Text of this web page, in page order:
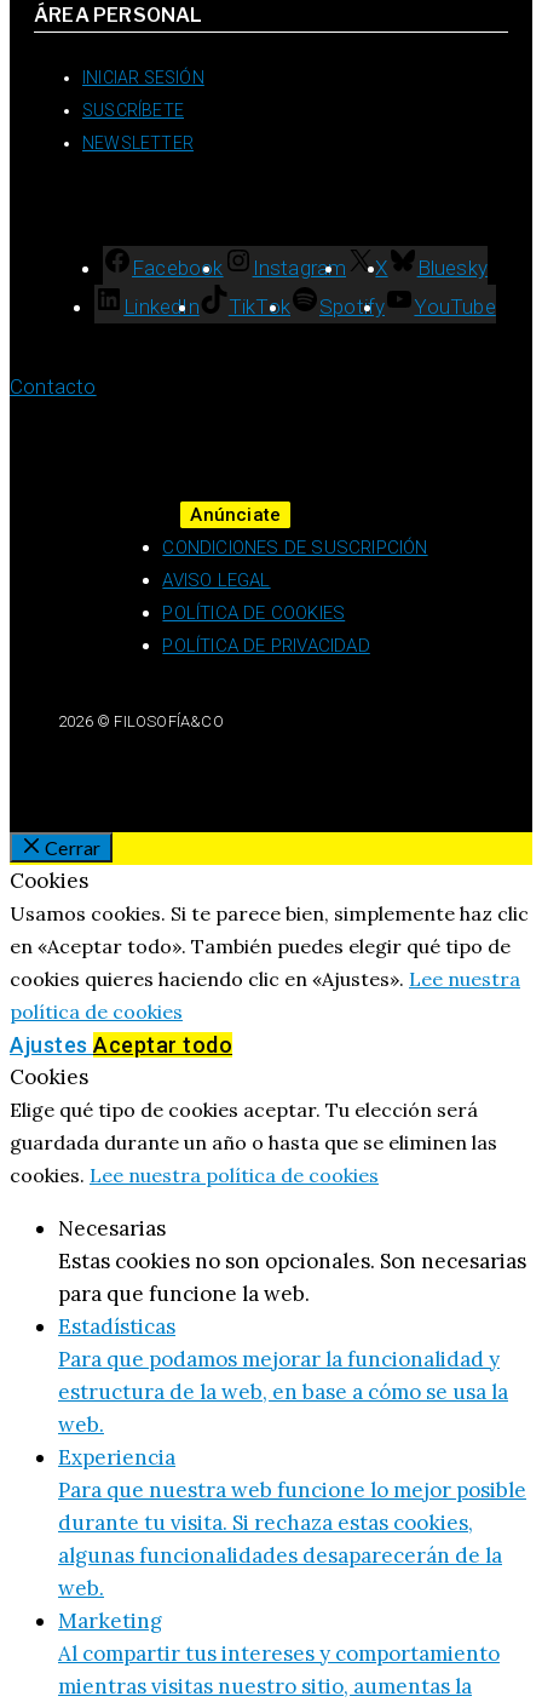
ÁREA PERSONAL
INICIAR SESIÓN
SUSCRÍBETE
NEWSLETTER
Facebook Instagram X
Bluesky
LinkedIn
TikTok Spotify YouTube
Contacto
Anúnciate
CONDICIONES DE SUSCRIPCIÓN
AVISO LEGAL
POLÍTICA DE COOKIES
POLÍTICA DE PRIVACIDAD
2026 © FILOSOFÍA&CO
Cerrar
Cookies
Usamos cookies. Si te parece bien, simplemente haz clic
en «Aceptar todo». También puedes elegir qué tipo de
cookies quieres haciendo clic en «Ajustes». Lee nuestra
política de cookies
Ajustes Aceptar todo
Cookies
Elige qué tipo de cookies aceptar. Tu elección será
guardada durante un año o hasta que se eliminen las
cookies. Lee nuestra política de cookies
Necesarias
Estas cookies no son opcionales. Son necesarias
para que funcione la web.
Estadísticas
Para que podamos mejorar la funcionalidad y
estructura de la web, en base a cómo se usa la
web.
Experiencia
Para que nuestra web funcione lo mejor posible
durante tu visita. Si rechaza estas cookies,
algunas funcionalidades desaparecerán de la
web.
Marketing
Al compartir tus intereses y comportamiento
mientras visitas nuestro sitio, aumentas la